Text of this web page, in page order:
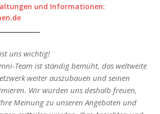
und Informationen:
uns wichtig!
Team ist ständig bemüht, das weltweite
weiter auszubauen und seinen
Wir würden uns deshalb freuen,
Meinung zu unseren Angeboten und